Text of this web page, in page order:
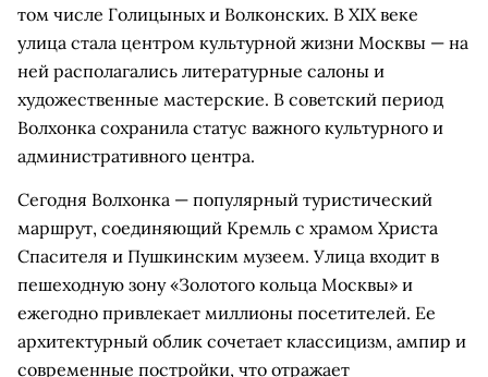
том числе Голицыных и Волконских. В XIX веке
улица стала центром культурной жизни Москвы — на
ней располагались литературные салоны и
художественные мастерские. В советский период
Волхонка сохранила статус важного культурного и
административного центра.
Сегодня Волхонка — популярный туристический
маршрут, соединяющий Кремль с храмом Христа
Спасителя и Пушкинским музеем. Улица входит в
пешеходную зону «Золотого кольца Москвы» и
ежегодно привлекает миллионы посетителей. Ее
архитектурный облик сочетает классицизм, ампир и
современные постройки, что отражает